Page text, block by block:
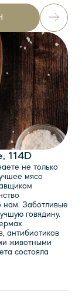
114D
не только
мясо
нам. Заботливые
говядину.
антибиотиков
животными
состояла